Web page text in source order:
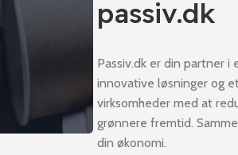
passiv.dk
Passiv.dk er din partner i
innovative løsninger og
virksomheder med at
grønnere fremtid.
din økonomi.